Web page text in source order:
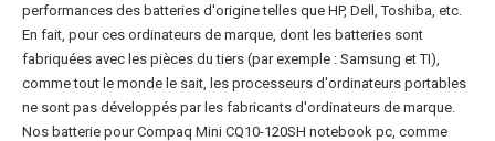
performances des batteries d'origine telles que HP, Dell, Toshiba, etc.
En fait, pour ces ordinateurs de marque, dont les batteries sont
fabriquées avec les pièces du tiers (par exemple : Samsung et TI),
comme tout le monde le sait, les processeurs d'ordinateurs portables
ne sont pas développés par les fabricants d'ordinateurs de marque.
Nos batterie pour Compaq Mini CQ10-120SH notebook pc , comme